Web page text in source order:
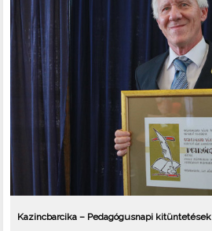
Kazincbarcika – Pedagógusnapi kitüntetések